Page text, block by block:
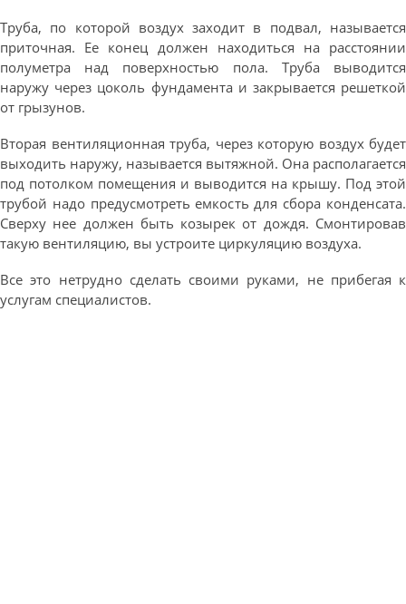
Труба, по которой воздух заходит в подвал, называется
приточная. Ее конец должен находиться на расстоянии
полуметра над поверхностью пола. Труба выводится
наружу через цоколь фундамента и закрывается решеткой
от грызунов.
Вторая вентиляционная труба, через которую воздух будет
выходить наружу, называется вытяжной. Она располагается
под потолком помещения и выводится на крышу. Под этой
трубой надо предусмотреть емкость для сбора конденсата.
Сверху нее должен быть козырек от дождя. Смонтировав
такую вентиляцию, вы устроите циркуляцию воздуха.
Все это нетрудно сделать своими руками, не прибегая к
услугам специалистов.